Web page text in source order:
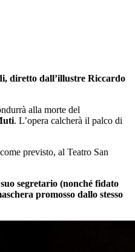
diretto dall’illustre Riccardo
alla morte del
. L’opera calcherà il palco di
previsto, al Teatro San
segretario (nonché fidato
promosso dallo stesso